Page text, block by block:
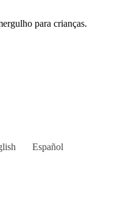
para crianças.
Español